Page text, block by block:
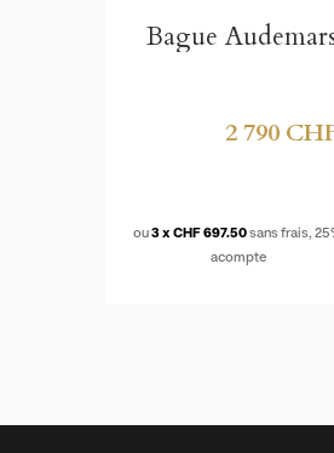
Sac À Dos
590 CHF
3 x CHF 177.00sans frais, 10%